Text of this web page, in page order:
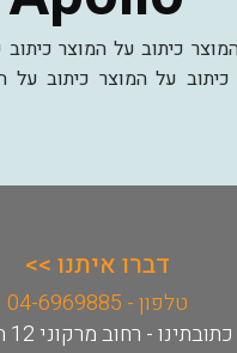
כיתוב על המוצר
על המוצר כיתוב על
דברו איתנו >>
טלפון - 04-6969885
כתובתינו - רחוב מרקוני 12 חיפה